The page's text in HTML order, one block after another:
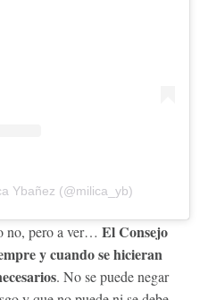
Ybañez (@milica_yb)
no, pero a ver… El Consejo
y cuando se hicieran
. No se puede negar